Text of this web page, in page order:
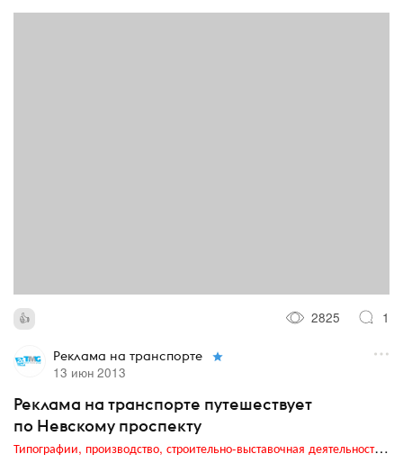
2825 1
Реклама на транспорте
13 июн 2013
Реклама на транспорте путешествует
по Невскому проспекту
Типографии, производство, строительно-выставочная деятельность, транзитная реклама, издательский бизнес